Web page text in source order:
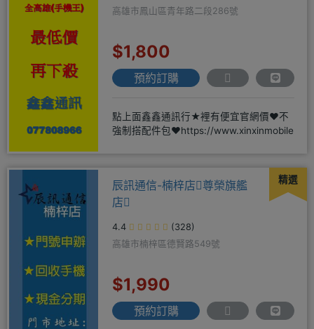
高雄市鳳山區青年路二段286號
$1,800
預約訂購
點上面鑫鑫通訊行★裡有便宜官網價❤️不
強制搭配件包❤️https://www.xinxinmobile
精選
辰訊通信-楠梓店尊榮旗艦
店
4.4
(328)
高雄市楠梓區德賢路549號
$1,990
預約訂購